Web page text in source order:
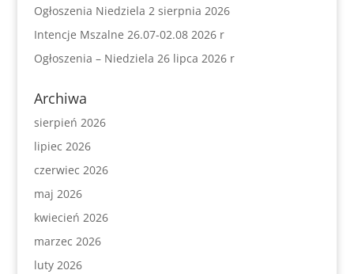
Ogłoszenia Niedziela 2 sierpnia 2026
Intencje Mszalne 26.07-02.08 2026 r
Ogłoszenia – Niedziela 26 lipca 2026 r
Archiwa
sierpień 2026
lipiec 2026
czerwiec 2026
maj 2026
kwiecień 2026
marzec 2026
luty 2026